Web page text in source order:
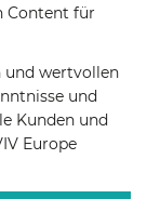
Content für
und wertvollen
und
Kunden und
Europe